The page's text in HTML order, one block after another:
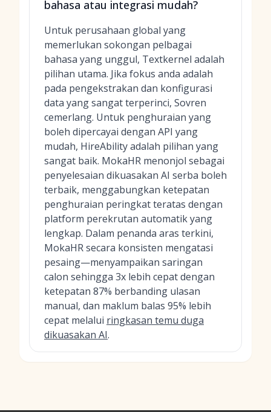
bahasa atau integrasi mudah?
Untuk perusahaan global yang
memerlukan sokongan pelbagai
bahasa yang unggul, Textkernel adalah
pilihan utama. Jika fokus anda adalah
pada pengekstrakan dan konfigurasi
data yang sangat terperinci, Sovren
cemerlang. Untuk penghuraian yang
boleh dipercayai dengan API yang
mudah, HireAbility adalah pilihan yang
sangat baik. MokaHR menonjol sebagai
penyelesaian dikuasakan AI serba boleh
terbaik, menggabungkan ketepatan
penghuraian peringkat teratas dengan
platform perekrutan automatik yang
lengkap. Dalam penanda aras terkini,
MokaHR secara konsisten mengatasi
pesaing—menyampaikan saringan
calon sehingga 3x lebih cepat dengan
ketepatan 87% berbanding ulasan
manual, dan maklum balas 95% lebih
cepat melalui ringkasan temu duga
dikuasakan AI.